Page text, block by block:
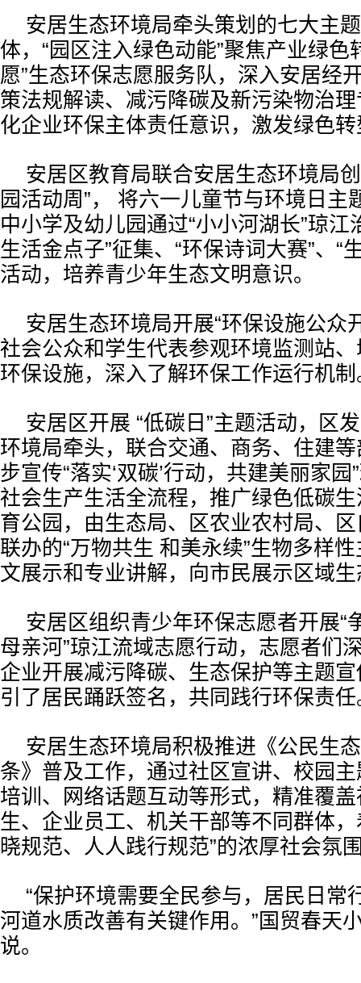
安居生态环境局牵头策划的七大主
体，“园区注入绿色动能”聚焦产业绿色
愿”生态环保志愿服务队，深入安居经
策法规解读、减污降碳及新污染物治
化企业环保主体责任意识，激发绿色
安居区教育局联合安居生态环境局
园活动周”， 将六一儿童节与环境日主
中小学及幼儿园通过“小小河湖长”琼江
生活金点子”征集、“环保诗词大赛”、“
活动，培养青少年生态文明意识。
安居生态环境局开展“环保设施公众
社会公众和学生代表参观环境监测站
环保设施，深入了解环保工作运行机制
安居区开展 “低碳日”主题活动，区
环境局牵头，联合交通、商务、住建
步宣传“落实‘双碳’行动，共建美丽家
社会生产生活全流程，推广绿色低碳
育公园，由生态局、区农业农村局、
联办的“万物共生 和美永续”生物多样
文展示和专业讲解，向市民展示区域
安居区组织青少年环保志愿者开展“
母亲河”琼江流域志愿行动，志愿者们
企业开展减污降碳、生态保护等主题
引了居民踊跃签名，共同践行环保责任
安居生态环境局积极推进《公民生
条》普及工作，通过社区宣讲、校园
培训、网络话题互动等形式，精准覆
生、企业员工、机关干部等不同群体，
晓规范、人人践行规范”的浓厚社会氛
“保护环境需要全民参与，居民日常
河道水质改善有关键作用。”国贸春天
说。